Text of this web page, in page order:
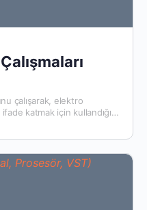
çalışarak, elektro
katmak için kullandığı